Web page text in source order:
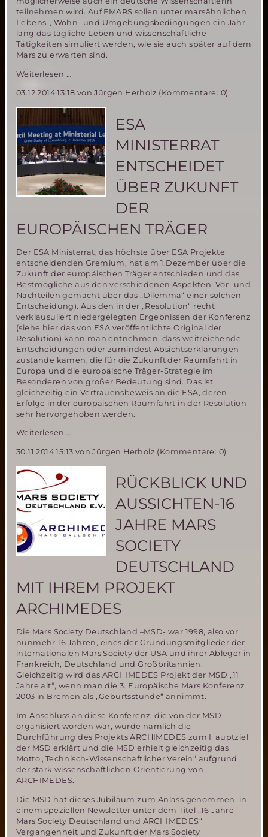
teilnehmen wird. Auf FMARS sollen unter marsähnlichen
Lebens-, Wohn- und Umgebungsbedingungen ein Jahr
lang das tägliche Leben und wissenschaftliche
Tätigkeiten simuliert werden, wie sie auch später auf dem
Mars zu erwarten sind.
Weiterlesen …
in
engerer
Auswahl
für
einjährige
Mars
Simulations
in
der
03.12.2014 13:18 von Jürgen Herholz (Kommentare: 0)
ESA
MINISTERRAT
ENTSCHEIDET
ÜBER ZUKUNFT
DER
EUROPÄISCHEN TRÄGER
Der ESA Ministerrat, das höchste über ESA Projekte
entscheidenden Gremium, hat am 1.Dezember über die
Zukunft der europäischen Träger entschieden und das
Bestmögliche aus den verschiedenen Aspekten, Vor- und
Nachteilen gemacht über das „Dilemma“ einer solchen
Entscheidung). Aus den in der „Resolution“ recht
verklausuliert niedergelegten Ergebnissen der Konferenz
(siehe hier das von ESA veröffentlichte Original der
Resolution) kann man entnehmen, dass weitreichende
Entscheidungen oder zumindest Absichtserklärungen
zustande kamen, die für die Zukunft der Raumfahrt in
Europa und die europäische Träger-Strategie im
Besonderen von großer Bedeutung sind. Das ist
gleichzeitig ein Vertrauensbeweis an die ESA, deren
Erfolge in der europäischen Raumfahrt in der Resolution
sehr hervorgehoben werden.
Weiterlesen …
entscheidet
über
europäischen
Träger
30.11.2014 15:13 von Jürgen Herholz (Kommentare: 0)
RÜCKBLICK UND
AUSSICHTEN-16
JAHRE MARS
SOCIETY
DEUTSCHLAND
MIT IHREM PROJEKT
ARCHIMEDES
Die Mars Society Deutschland –MSD- war 1998, also vor
nunmehr 16 Jahren, eines der Gründungsmitglieder der
internationalen Mars Society der USA und ihrer Ableger in
Frankreich, Deutschland und Großbritannien.
Gleichzeitig wird das ARCHIMEDES Projekt der MSD „11
Jahre alt“, wenn man die 3. Europäische Mars Konferenz
2003 in Bremen als „Geburtsstunde“ annimmt.
Im Anschluss an diese Konferenz, die von der MSD
organisiert worden war, wurde nämlich die
Durchführung des Projekts ARCHIMEDES zum Hauptziel
der MSD erklärt und die MSD erhielt gleichzeitig das
Motto „Technisch-Wissenschaftlicher Verein“ aufgrund
der stark wissenschaftlichen Orientierung von
ARCHIMEDES.
Die MSD hat dieses Jubiläum zum Anlass genommen, in
einem speziellen Newsletter unter dem Titel „16 Jahre
Mars Society Deutschland und ARCHIMEDES“
Vergangenheit und Zukunft der Mars Society